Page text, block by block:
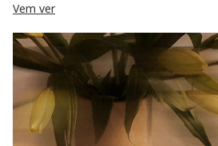
Vem ver